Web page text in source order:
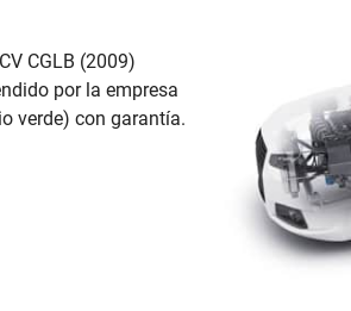
CGLB (2009)
por la empresa
verde) con garantía.